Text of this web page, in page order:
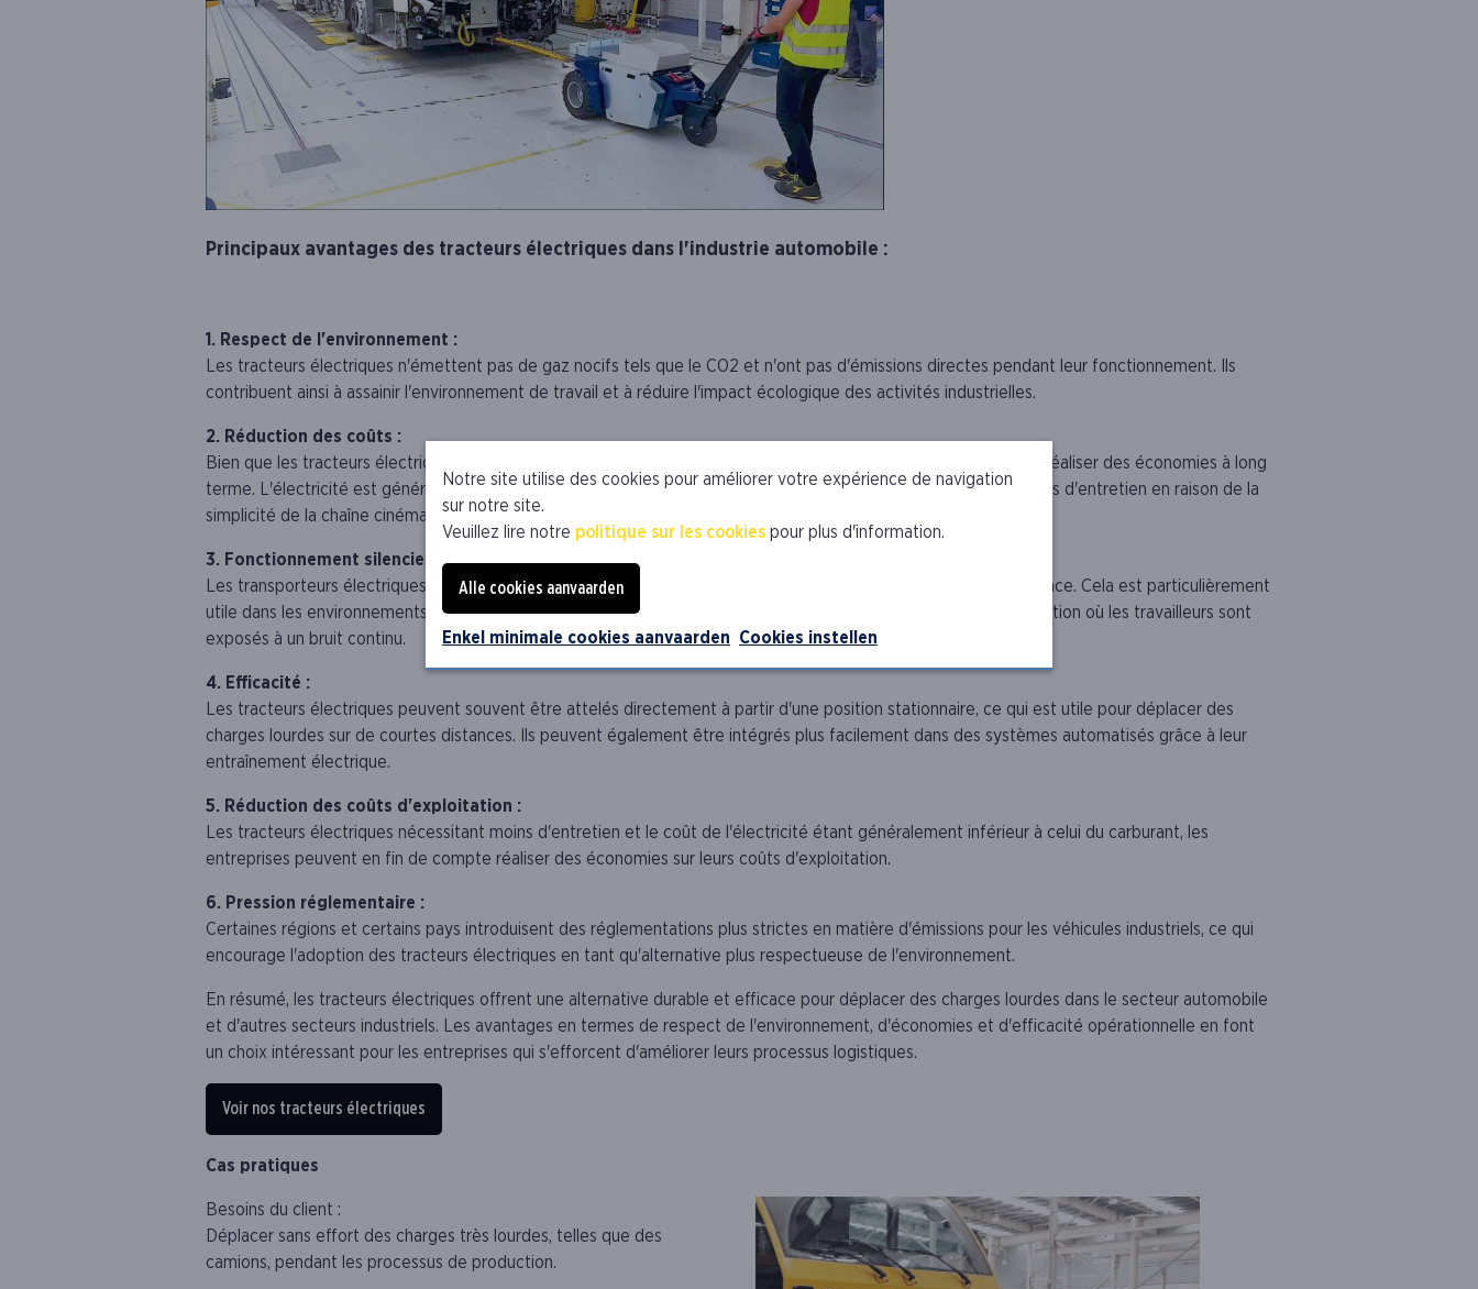
Principaux avantages des tracteurs électriques dans l'industrie automobile :
1. Respect de l'environnement :
Les tracteurs électriques n'émettent pas de gaz nocifs tels que le CO2 et n'ont pas d'émissions directes pendant leur fonctionnement. Ils
contribuent ainsi à assainir l'environnement de travail et à réduire l'impact écologique des activités industrielles.
2. Réduction des coûts :
Bien que les tracteurs électriques puissent nécessiter un investissement initial plus important, ils permettent de réaliser des économies à long
terme. L'électricité est généralement moins chère que le carburant, et les tracteurs électriques nécessitent moins d'entretien en raison de la
simplicité de la chaîne cinématique et de l'absence de moteurs à combustion interne aux pièces complexes.
3. Fonctionnement silencieux :
Les transporteurs électriques sont généralement plus silencieux que les transporteurs à moteur diesel ou à essence. Cela est particulièrement
utile dans les environnements où la réduction du bruit est essentielle, comme les usines ou les centres de distribution où les travailleurs sont
exposés à un bruit continu.
4. Efficacité :
Les tracteurs électriques peuvent souvent être attelés directement à partir d'une position stationnaire, ce qui est utile pour déplacer des
charges lourdes sur de courtes distances. Ils peuvent également être intégrés plus facilement dans des systèmes automatisés grâce à leur
entraînement électrique.
5. Réduction des coûts d'exploitation :
Les tracteurs électriques nécessitant moins d'entretien et le coût de l'électricité étant généralement inférieur à celui du carburant, les
entreprises peuvent en fin de compte réaliser des économies sur leurs coûts d'exploitation.
6. Pression réglementaire :
Certaines régions et certains pays introduisent des réglementations plus strictes en matière d'émissions pour les véhicules industriels, ce qui
encourage l'adoption des tracteurs électriques en tant qu'alternative plus respectueuse de l'environnement.
En résumé, les tracteurs électriques offrent une alternative durable et efficace pour déplacer des charges lourdes dans le secteur automobile
et d'autres secteurs industriels. Les avantages en termes de respect de l'environnement, d'économies et d'efficacité opérationnelle en font
un choix intéressant pour les entreprises qui s'efforcent d'améliorer leurs processus logistiques.
Voir nos tracteurs électriques
Cas pratiques
Besoins du client :
Déplacer sans effort des charges très lourdes, telles que des
camions, pendant les processus de production.
Notre site utilise des cookies pour améliorer votre expérience de navigation
sur notre site.
Veuillez lire notre politique sur les cookies pour plus d'information.
Alle cookies aanvaarden
Enkel minimale cookies aanvaarden Cookies instellen